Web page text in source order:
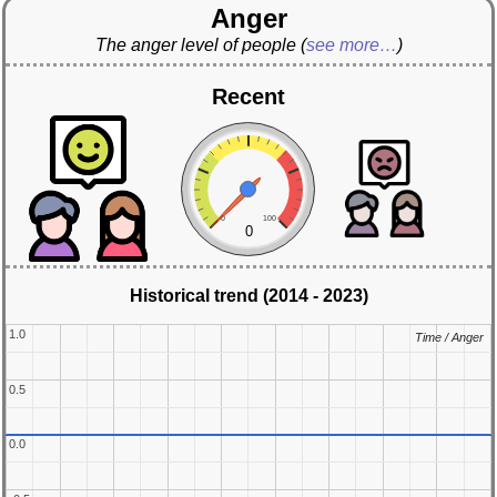
Anger
The anger level of people (see more…)
Recent
0 100
0
Historical trend (2014 - 2023)
0.0
0.0
0.5
0.5
1.0
1.0 Time / Anger
Time / Anger